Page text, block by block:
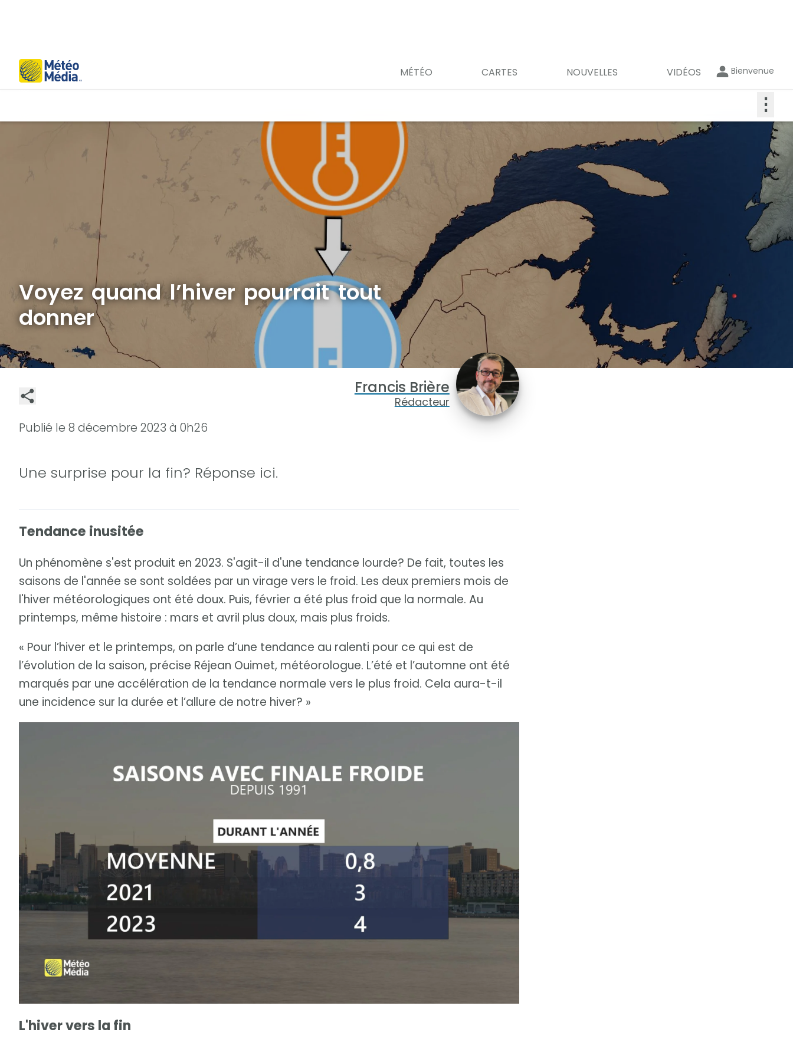
MÉTÉO CARTES NOUVELLES VIDÉOS Bienvenue
⋮
Voyez quand l’hiver pourrait tout
donner
Francis Brière
Rédacteur
Publié le 8 décembre 2023 à 0h26
Une surprise pour la fin? Réponse ici.
Tendance inusitée
Un phénomène s'est produit en 2023. S'agit-il d'une tendance lourde? De fait, toutes les
saisons de l'année se sont soldées par un virage vers le froid. Les deux premiers mois de
l'hiver météorologiques ont été doux. Puis, février a été plus froid que la normale. Au
printemps, même histoire : mars et avril plus doux, mais plus froids.
« Pour l’hiver et le printemps, on parle d’une tendance au ralenti pour ce qui est de
l’évolution de la saison, précise Réjean Ouimet, météorologue. L’été et l’automne ont été
marqués par une accélération de la tendance normale vers le plus froid. Cela aura-t-il
une incidence sur la durée et l’allure de notre hiver? »
L'hiver vers la fin